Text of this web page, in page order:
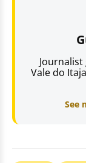
Vale do
See